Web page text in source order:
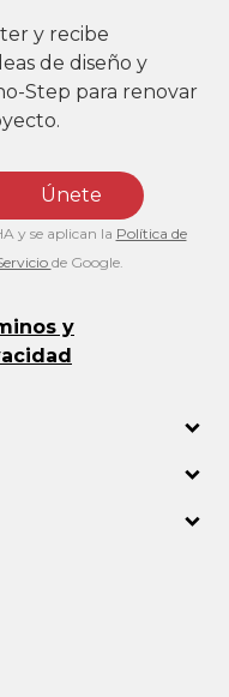
y recibe
de diseño y
Step para renovar
Únete
y se aplican la Política de
de Google.
y